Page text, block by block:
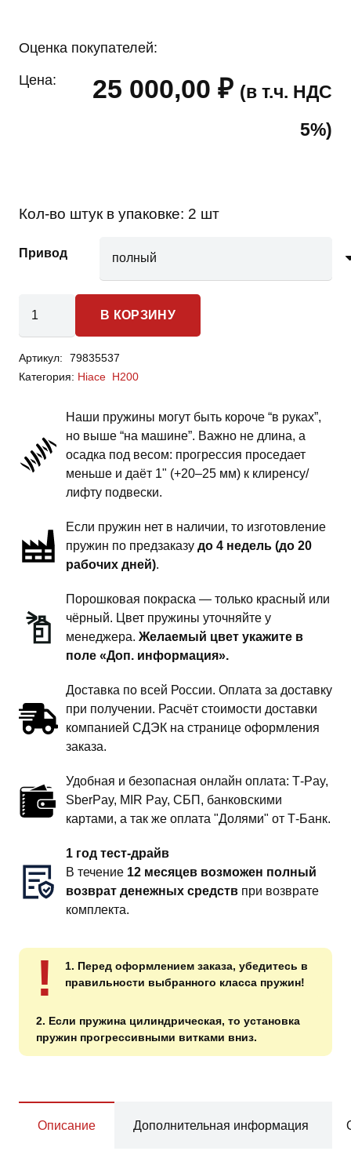
Оценка покупателей:
Цена: 25 000,00 ₽ (в т.ч. НДС
5%)
Кол-во штук в упаковке: 2 шт
Привод
товара
Hiace
H200
пружины
задней
подвески
дюйма
комфорт
В КОРЗИНУ
Артикул:
79835537
Категория: Hiace H200
Наши пружины могут быть короче “в руках”,
но выше “на машине”. Важно не длина, а
осадка под весом: прогрессия проседает
меньше и даёт 1" (+20–25 мм) к клиренсу/
лифту подвески.
Если пружин нет в наличии, то изготовление
пружин по предзаказу до 4 недель (до 20
рабочих дней).
Порошковая покраска — только красный или
чёрный. Цвет пружины уточняйте у
менеджера. Желаемый цвет укажите в
поле «Доп. информация».
Доставка по всей России. Оплата за доставку
при получении. Расчёт стоимости доставки
компанией СДЭК на странице оформления
заказа.
Удобная и безопасная онлайн оплата: T‑Pay,
SberPay, MIR Pay, СБП, банковскими
картами, а так же оплата "Долями" от Т-Банк.
1 год тест-драйв
В течение 12 месяцев возможен полный
возврат денежных средств при возврате
комплекта.
!
1. Перед оформлением заказа, убедитесь в
правильности выбранного класса пружин!
2. Если пружина цилиндрическая, то установка
пружин прогрессивными витками вниз.
Описание Дополнительная информация